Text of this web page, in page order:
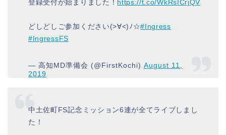
登録受付が始まりました！ https://t.co/WkRsICrjQV
どしどしご参加ください(>∀<)ﾉ☆#Ingress
#IngressFS
— 高知MD準備会 (@FirstKochi)August 11,
2019
中土佐町FS記念ミッション6連が全てライブしまし
た！